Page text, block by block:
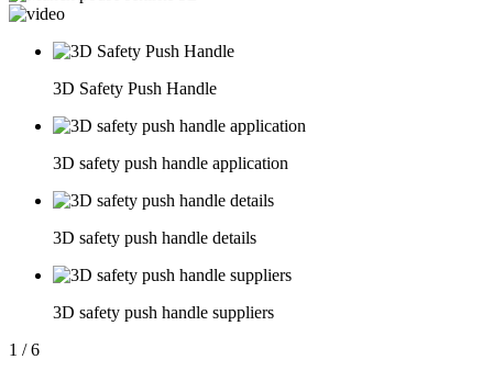
3D Safety Push Handle
3D safety push handle application
3D safety push handle details
3D safety push handle suppliers
1 / 6